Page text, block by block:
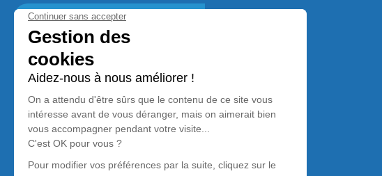
Voir notre cartr de visite (Click Me)